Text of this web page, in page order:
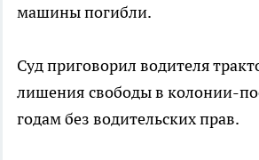
машины погибли.
Суд приговорил водителя
лишения свободы в колонии-
годам без водительских прав.